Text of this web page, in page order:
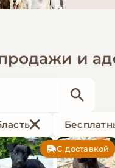
и
С доставкой